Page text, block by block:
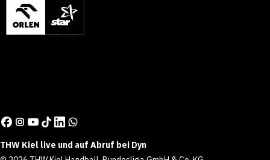
THW Kiel live und auf Abruf bei Dyn